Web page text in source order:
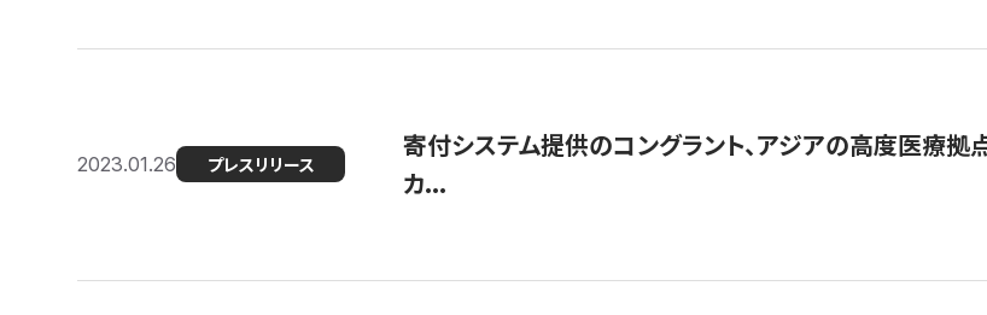
2023.01.26 プレスリリース
寄付システム提供のコングラント、アジアの高度医療拠
カ...